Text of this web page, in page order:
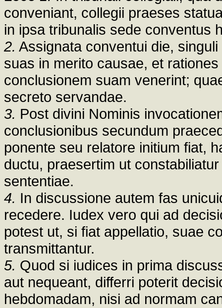
conveniant, collegii praeses
in ipsa tribunalis sede conventus
2. Assignata conventui die,
suas in merito causae, et
conclusionem suam venerint;
secreto servandae.
3. Post divini Nominis
conclusionibus secundum
ponente seu relatore initium fiat,
ductu, praesertim ut
sententiae.
4. In discussione autem fas
recedere. Iudex vero qui ad
potest ut, si fiat appellatio, suae
transmittantur.
5. Quod si iudices in prima
aut nequeant, differri poterit
hebdomadam, nisi ad normam